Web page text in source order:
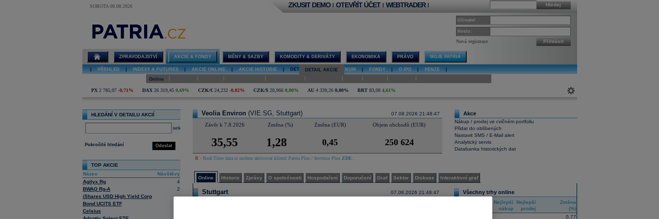
SOBOTA 08.08.2026
Veolia Environ
Hledej
ZKUSIT DEMO | OTEVŘÍT ÚČET | WEBTRADER |
Uživatel:
Heslo:
Nová registrace Přihlásit
ZPRAVODAJSTVÍ AKCIE & FONDY MĚNY & SAZBY KOMODITY & DERIVÁTY EKONOMIKA PRÁVO MOJE PATRIA
PŘEHLED INDEXY A FUTURES AKCIE ONLINE AKCIE HISTORIE DETAIL AKCIE | VÝZKUM FONDY O IPO PENZE
DETAIL AKCIE
Online
PX 2 785,07 -0,71% DAX 26 319,45 0,69% CZK/€ 24,232 -0,02% CZK/$ 20,966 0,00% AU 4 339,26 0,00% BRT 83,08 4,61%
HLEDÁNÍ V DETAILU AKCIÍ
select
Odeslat
Pokročilé hledání
TOP AKCIE
Název
Návštěvy
Agilyx Rg
4
BWAQ Rg-A
2
iShares USD High Yield Corp
Bond UCITS ETF
Celsius
07.08.2026 21:48:47
Veolia Environ (VIE.SG, Stuttgart)
Závěr k 7.8.2026 Změna (%) Změna (EUR) Objem obchodů (EUR)
35,55 1,28 0,45 250 624
R - Real-Time data si mohou aktivovat klienti Patria Plus / Investor Plus ZDE
Akce
Nákup / prodej ve cvičném portfoliu
Přidat do oblíbených
Nastavit SMS / E-Mail alert
Analytický servis
Databanka historických dat
Online Historie Zprávy O společnosti Hospodaření Doporučení Graf Sektor Diskuse Interaktivní graf
07.08.2026 21:48:47
Stuttgart Všechny trhy online
Nejlepší
nákup
Nejlepší
prodej
Změna
(%)
0,77